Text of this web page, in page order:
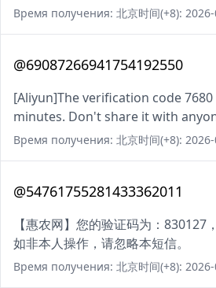
Время получения: 北京时间(+8):
@69087266941754192550
[Aliyun]The verification code
minutes. Don't share it with
Время получения: 北京时间(+8):
@54761755281433362011
【惠农网】您的验证码为：830127
如非本人操作，请忽略本短信。
Время получения: 北京时间(+8):